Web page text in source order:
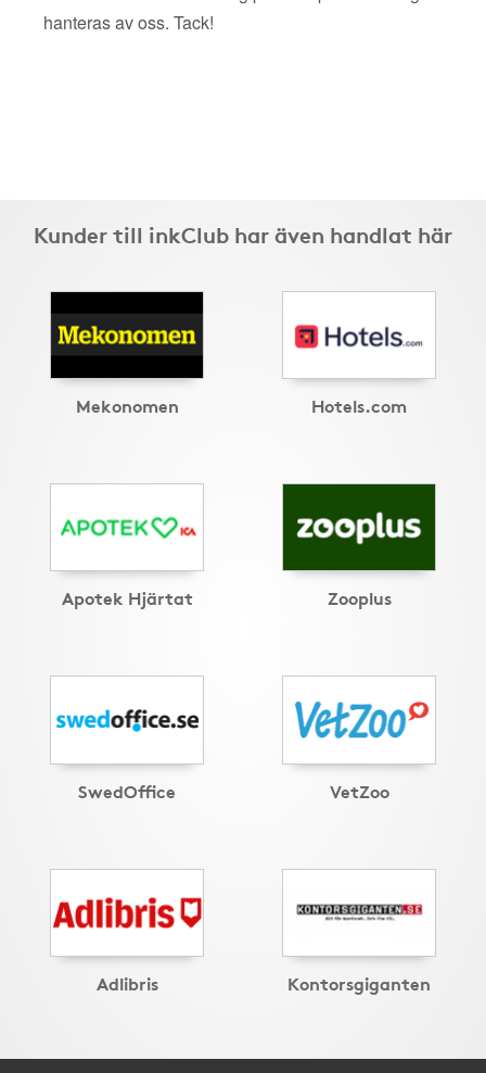
hanteras av oss. Tack!
Kunder till inkClub har även handlat här
Mekonomen Hotels.com
Apotek Hjärtat Zooplus
SwedOffice VetZoo
Adlibris Kontorsgiganten